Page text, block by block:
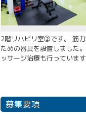
2階リハビリ室②です。 筋
ための器具を設置しました
ッサージ治療も行っています
募集要項